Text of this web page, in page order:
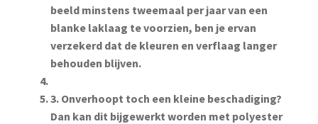
beeld minstens tweemaal per jaar van een
blanke laklaag te voorzien, ben je ervan
verzekerd dat de kleuren en verflaag langer
behouden blijven.
3. Onverhoopt toch een kleine beschadiging?
Dan kan dit bijgewerkt worden met polyester